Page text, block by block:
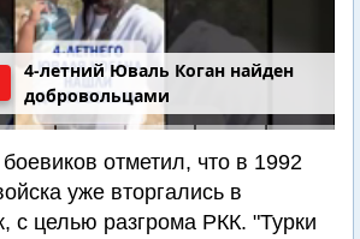
4-летний Юваль Коган найден
добровольцами
отметил, что в 1992
уже вторгались в
с целью разгрома РКК. "Турки